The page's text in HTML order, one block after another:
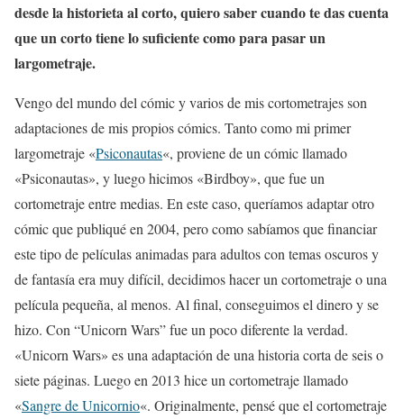
desde la historieta al corto, quiero saber cuando te das cuenta
que un corto tiene lo suficiente como para pasar un
largometraje.
Vengo del mundo del cómic y varios de mis cortometrajes son
adaptaciones de mis propios cómics. Tanto como mi primer
largometraje «Psiconautas«, proviene de un cómic llamado
«Psiconautas», y luego hicimos «Birdboy», que fue un
cortometraje entre medias. En este caso, queríamos adaptar otro
cómic que publiqué en 2004, pero como sabíamos que financiar
este tipo de películas animadas para adultos con temas oscuros y
de fantasía era muy difícil, decidimos hacer un cortometraje o una
película pequeña, al menos. Al final, conseguimos el dinero y se
hizo. Con “Unicorn Wars” fue un poco diferente la verdad.
«Unicorn Wars» es una adaptación de una historia corta de seis o
siete páginas. Luego en 2013 hice un cortometraje llamado
«Sangre de Unicornio«. Originalmente, pensé que el cortometraje